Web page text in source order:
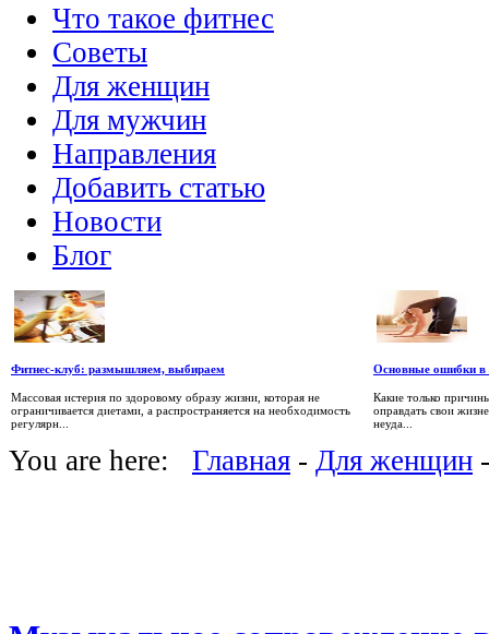
Что такое фитнес
Советы
Для женщин
Для мужчин
Направления
Добавить статью
Новости
Блог
Фитнес-клуб: размышляем, выбираем
Массовая истерия по здоровому образу жизни, которая не
ограничивается диетами, а распространяется на необходимость
регулярн...
Основные ошибки в
Какие только
оправдать свои
неуда...
You are here: Главная - Для женщин